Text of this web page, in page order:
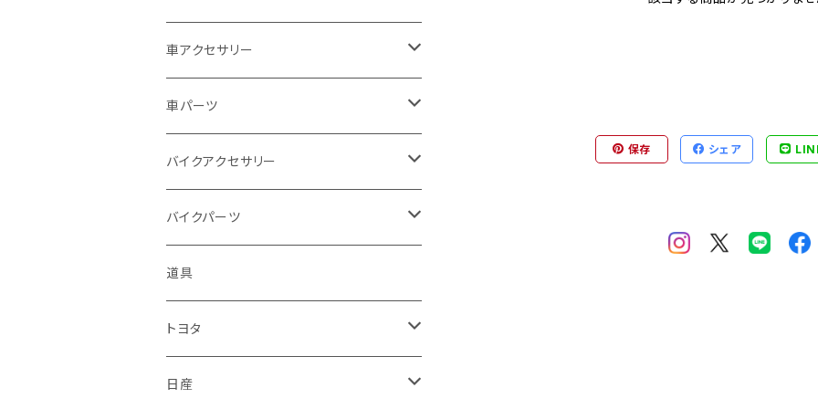
保存 シェア
ドゥカティ - Ducati
トライアンフ
アプリリア - APRILIA
ハーレーダビッドソン - Harley-Davidso
n
KTM
スズキ
マツダ
ミツビシ
ダイハツ
スバル
レクサス
アウディ
ホンダ
スズキ
マツダ
ミツビシ
ダイハツ
スバル
レクサス
車アクセサリー
トヨタ
日産
ホンダ
スズキ
マツダ
ミツビシ
車パーツ
ボンネット
ルーフ
ピラー
バンパー
フェンダー
バイクアクセサリー
ホンダ
ヤマハ
スズキ
カワサキ
バイクパーツ
排気系
マフラー
サイレンサー
外装
シートカバー
ハンドル系
道具
トヨタ
フロアマット
日産